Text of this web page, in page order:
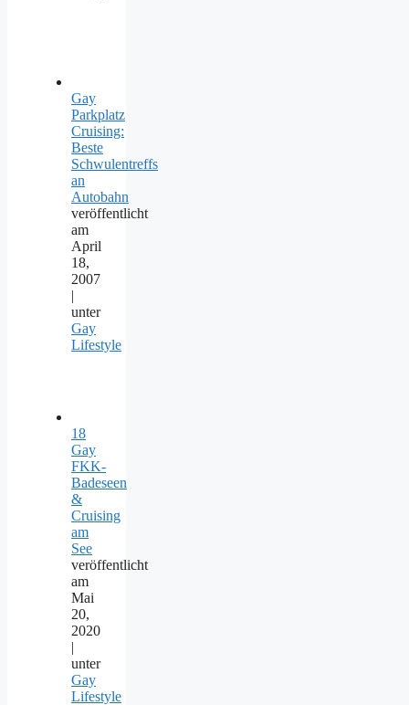
Gay
Parkplatz
Cruising:
Beste
Schwulentreffs
an
Autobahn
veröffentlicht
am
April
18,
2007
|
unter
Gay
Lifestyle
18
Gay
FKK-
Badeseen
&
Cruising
am
See
veröffentlicht
am
Mai
20,
2020
|
unter
Gay
Lifestyle